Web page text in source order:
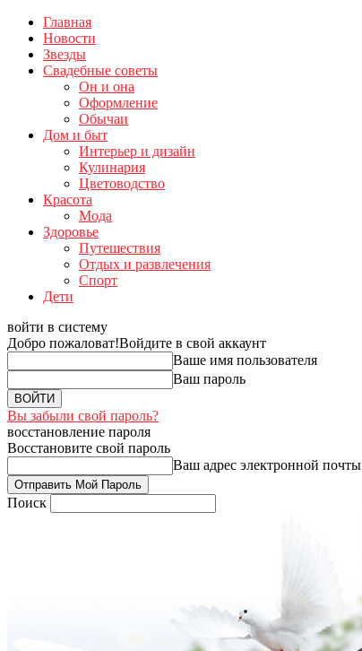
Главная
Новости
Звезды
Свадебные советы
Он и она
Оформление
Обычаи
Дом и быт
Интерьер и дизайн
Кулинария
Цветоводство
Красота
Мода
Здоровье
Путешествия
Отдых и развлечения
Спорт
Дети
войти в систему
Добро пожаловат!Войдите в свой аккаунт
Ваше имя пользователя
Ваш пароль
Вы забыли свой пароль?
восстановление пароля
Восстановите свой пароль
Ваш адрес электронной почты
Поиск